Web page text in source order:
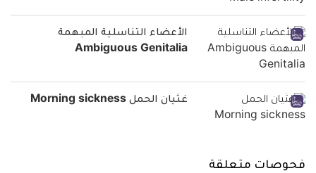
الأعضاء التناسلية المبهمة
Ambiguous Genitalia
غثيان الحمل Morning sickness
فحوصات متعلقة